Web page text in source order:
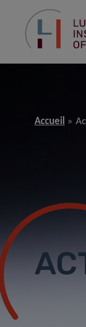
Accueil